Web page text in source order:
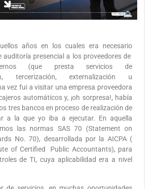
años en los cuales era necesario
auditoría presencial a los proveedores de
(que presta servicios de
tercerización, externalización u
vez fui a visitar una empresa proveedora
automáticos y, ¡oh sorpresa!, había
tres bancos en proceso de realización de
a la que yo iba a ejecutar. En aquella
las normas SAS 70 (Statement on
No. 70), desarrollada por la AICPA (
of Certified Public Accountants), para
de TI, cuya aplicabilidad era a nivel